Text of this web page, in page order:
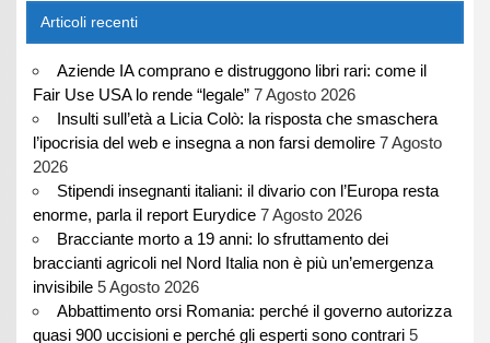
Articoli recenti
Aziende IA comprano e distruggono libri rari: come il
Fair Use USA lo rende “legale” 7 Agosto 2026
Insulti sull’età a Licia Colò: la risposta che smaschera
l’ipocrisia del web e insegna a non farsi demolire 7 Agosto
2026
Stipendi insegnanti italiani: il divario con l’Europa resta
enorme, parla il report Eurydice 7 Agosto 2026
Bracciante morto a 19 anni: lo sfruttamento dei
braccianti agricoli nel Nord Italia non è più un’emergenza
invisibile 5 Agosto 2026
Abbattimento orsi Romania: perché il governo autorizza
quasi 900 uccisioni e perché gli esperti sono contrari 5